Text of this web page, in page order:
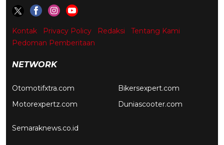
Kontak Privacy Policy Redaksi
Tentang Kami
Pedoman Pemberitaan
NETWORK
Otomotifxtra.com
Motorexpertz.com
Bikersexpert.com
Duniascooter.com
Semaraknews.co.id